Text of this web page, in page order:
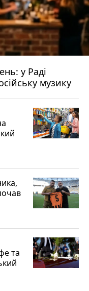
у Раді
музику
та